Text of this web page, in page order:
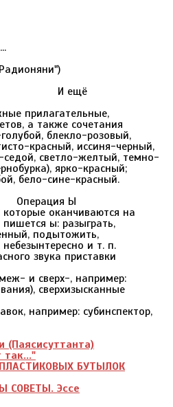
прилагательные,
а также сочетания
блекло-розовый,
красный, иссиня-черный,
светло-желтый, темно-
ярко-красный;
бело-сине-красный.
Ы
оканчиваются на
пишется ы: разыграть,
подытожить,
и т. п.
звука приставки
и сверх-, например:
сверхизысканные
например: субинспектор,
так..."
БУТЫЛОК
СОВЕТЫ. Эссе